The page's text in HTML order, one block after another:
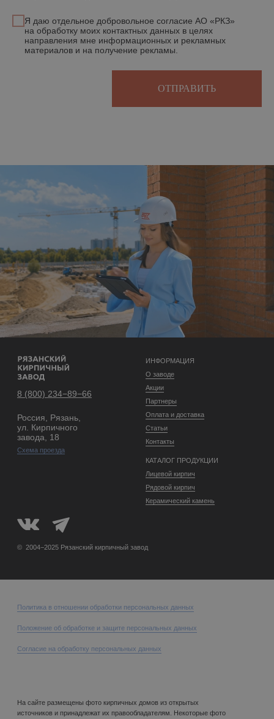
Я даю отдельное добровольное согласие АО «РКЗ»
на обработку моих контактных данных в целях
направления мне информационных и рекламных
материалов и на получение рекламы.
ОТПРАВИТЬ